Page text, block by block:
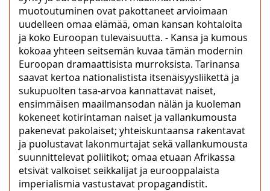
muotoutuminen ovat pakottaneet arvioimaan
uudelleen omaa elämää, oman kansan kohtaloita
ja koko Euroopan tulevaisuutta. - Kansa ja kumous
kokoaa yhteen seitsemän kuvaa tämän modernin
Euroopan dramaattisista murroksista. Tarinansa
saavat kertoa nationalistista itsenäisyysliikettä ja
sukupuolten tasa-arvoa kannattavat naiset,
ensimmäisen maailmansodan nälän ja kuoleman
kokeneet kotirintaman naiset ja vallankumousta
pakenevat pakolaiset; yhteiskuntaansa rakentavat
ja puolustavat lakonmurtajat sekä vallankumousta
suunnittelevat poliitikot; omaa etuaan Afrikassa
etsivät valkoiset seikkalijat ja eurooppalaista
imperialismia vastustavat propagandistit.